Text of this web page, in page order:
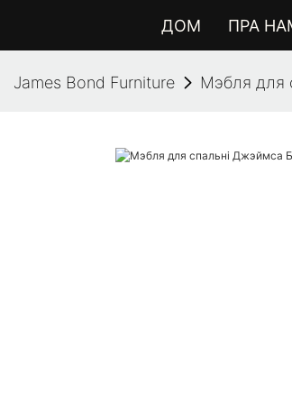
ДОМ ПРА
James Bond Furniture Мэбля для